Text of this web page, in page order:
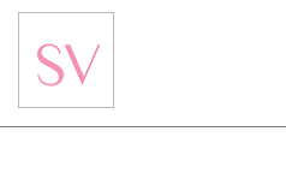
Panneau de gestion des cookies